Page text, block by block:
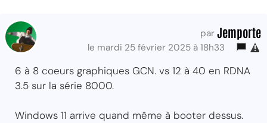
par Jemporte
le mardi 25 février 2025 à 18h33
6 à 8 coeurs graphiques GCN. vs 12 à 40 en RDNA
3.5 sur la série 8000.
Windows 11 arrive quand même à booter dessus.